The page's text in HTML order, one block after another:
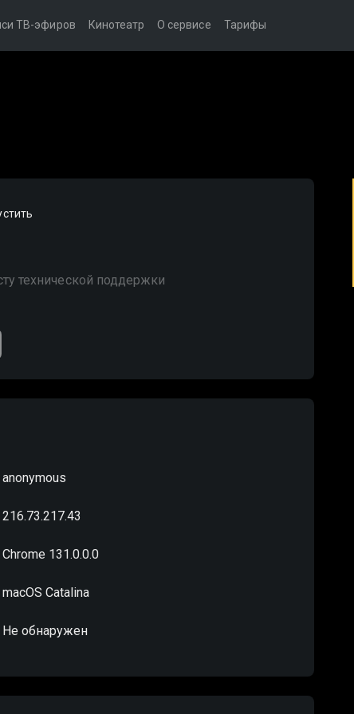
ТВ-эфиров Кинотеатр О сервисе Тарифы
технической поддержки
anonymous
216.73.217.43
Chrome 131.0.0.0
macOS Catalina
Не обнаружен